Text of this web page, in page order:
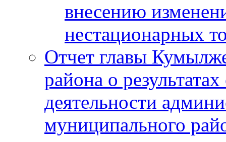
внесению
нестационарных
Отчет главы
района о
деятельности
муниципального